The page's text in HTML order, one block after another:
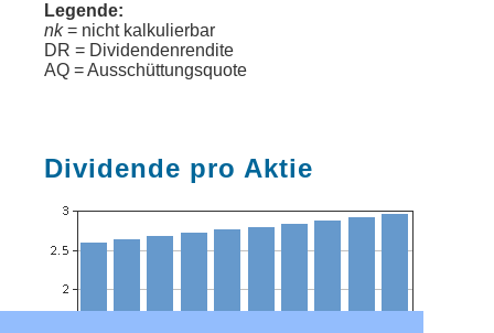
Legende:
nk= nicht kalkulierbar
DR = Dividendenrendite
AQ = Ausschüttungsquote
Dividende pro Aktie